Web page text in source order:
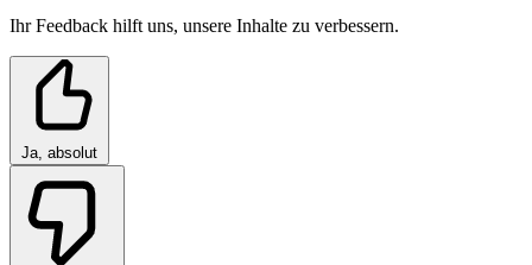
Ihr Feedback hilft uns, unsere Inhalte zu verbessern.
Ja, absolut